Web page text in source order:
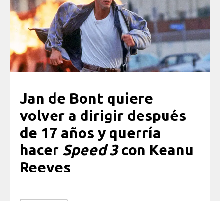
Jan de Bont quiere
volver a dirigir después
de 17 años y querría
hacer Speed 3con Keanu
Reeves